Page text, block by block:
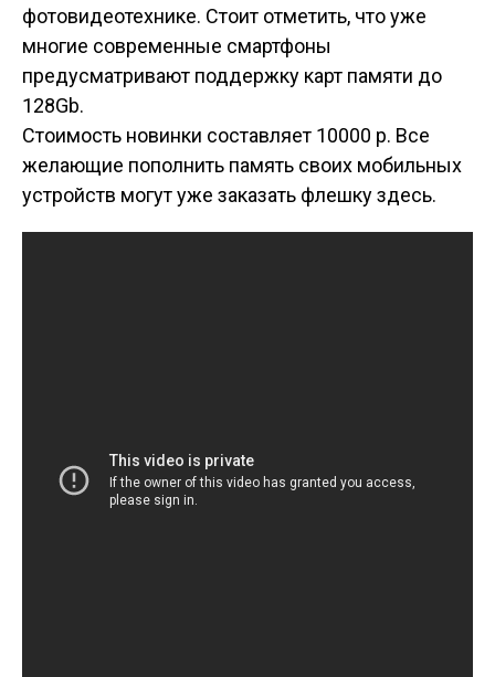
фотовидеотехнике. Стоит отметить, что уже
многие современные смартфоны
предусматривают поддержку карт памяти до
128Gb.
Стоимость новинки составляет 10000 р. Все
желающие пополнить память своих мобильных
устройств могут уже заказать флешку здесь.